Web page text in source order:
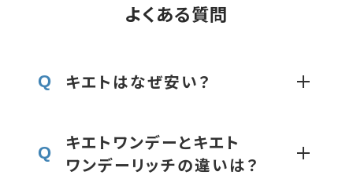
よくある質問
Q キエトはなぜ安い？
海外から直接、安価に製品を仕入れている
ため、コストを抑えられています。これによ
Q
キエトワンデーとキエト
ワンデーリッチの違いは？